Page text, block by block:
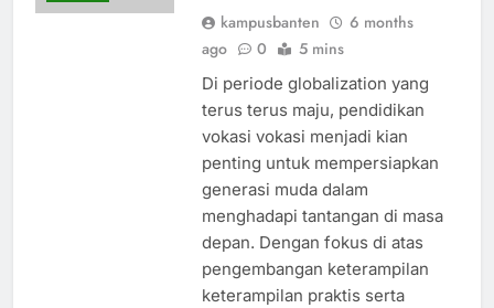
kampusbanten
6 months
ago
0 5 mins
Di periode globalization yang
terus terus maju, pendidikan
vokasi vokasi menjadi kian
penting untuk mempersiapkan
generasi muda dalam
menghadapi tantangan di masa
depan. Dengan fokus di atas
pengembangan keterampilan
keterampilan praktis serta